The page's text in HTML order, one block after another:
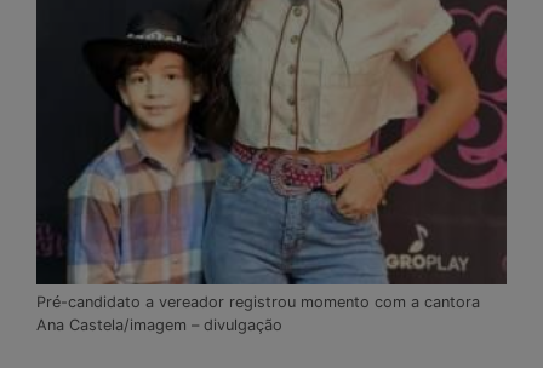
Pré-candidato a vereador registrou momento com a cantora
Ana Castela/imagem – divulgação